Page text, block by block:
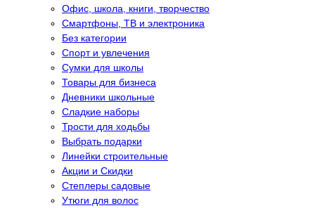
Офис, школа, книги, творчество
Смартфоны, ТВ и электроника
Без категории
Спорт и увлечения
Сумки для школы
Товары для бизнеса
Дневники школьные
Сладкие наборы
Трости для ходьбы
Выбрать подарки
Линейки строительные
Акции и Скидки
Степлеры садовые
Утюги для волос